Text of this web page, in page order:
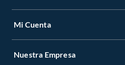
Contáctanos
Mi Cuenta
Registrate
Nuestra Empresa